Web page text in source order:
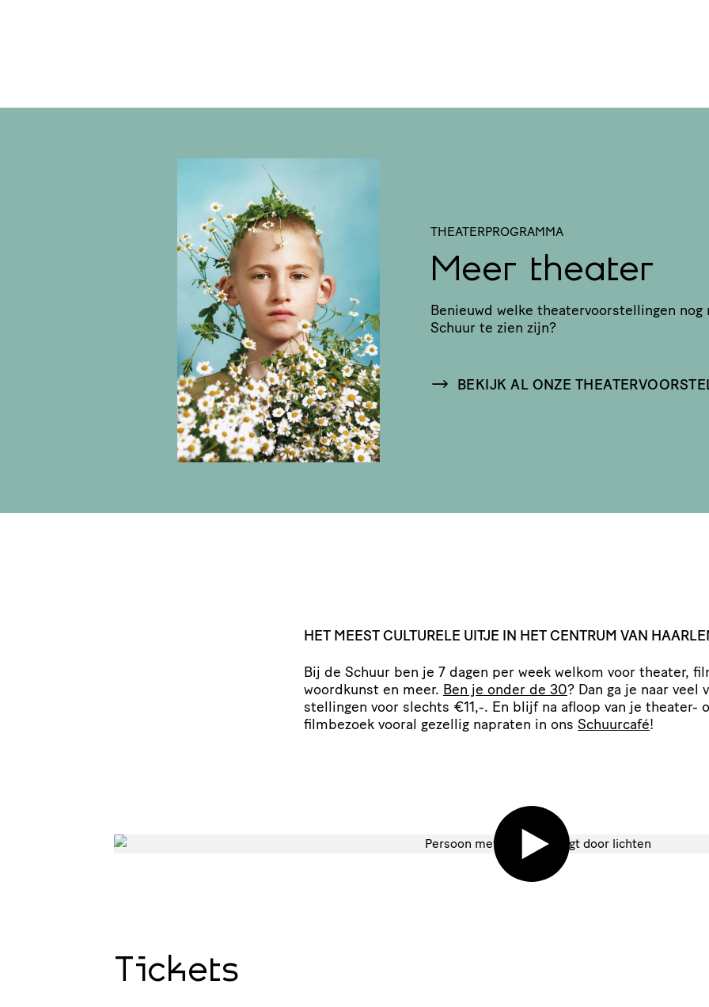
THEATERPROGRAMMA
Meer theater
Benieuwd welke thea­ter­voor­stel­lingen nog
Schuur te zien zijn?
BEKIJK AL ONZE
HET MEESTCULTURELE UITJE IN HETCENTRUM VAN
Bij de Schuur ben je 7 dagen per week welkom voor theater,
woordkunst en meer. Ben je onder de 30? Dan ga je naar veel
stel­lingen voor slechts €11,-. En blijf na afloop van je theater-
filmbezoek vooral gezellig napraten in ons Schuurcafé!
Tickets